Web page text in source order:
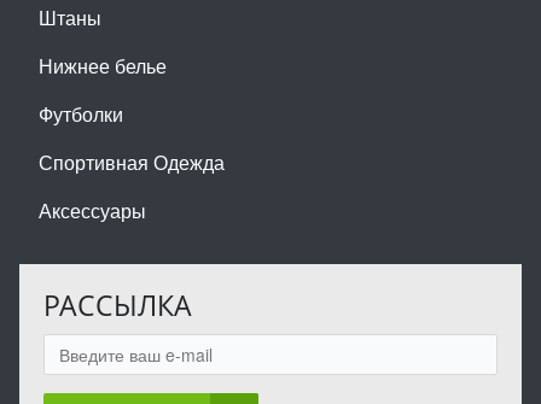
Штаны
Нижнее белье
Футболки
Спортивная Одежда
Аксессуары
РАССЫЛКА